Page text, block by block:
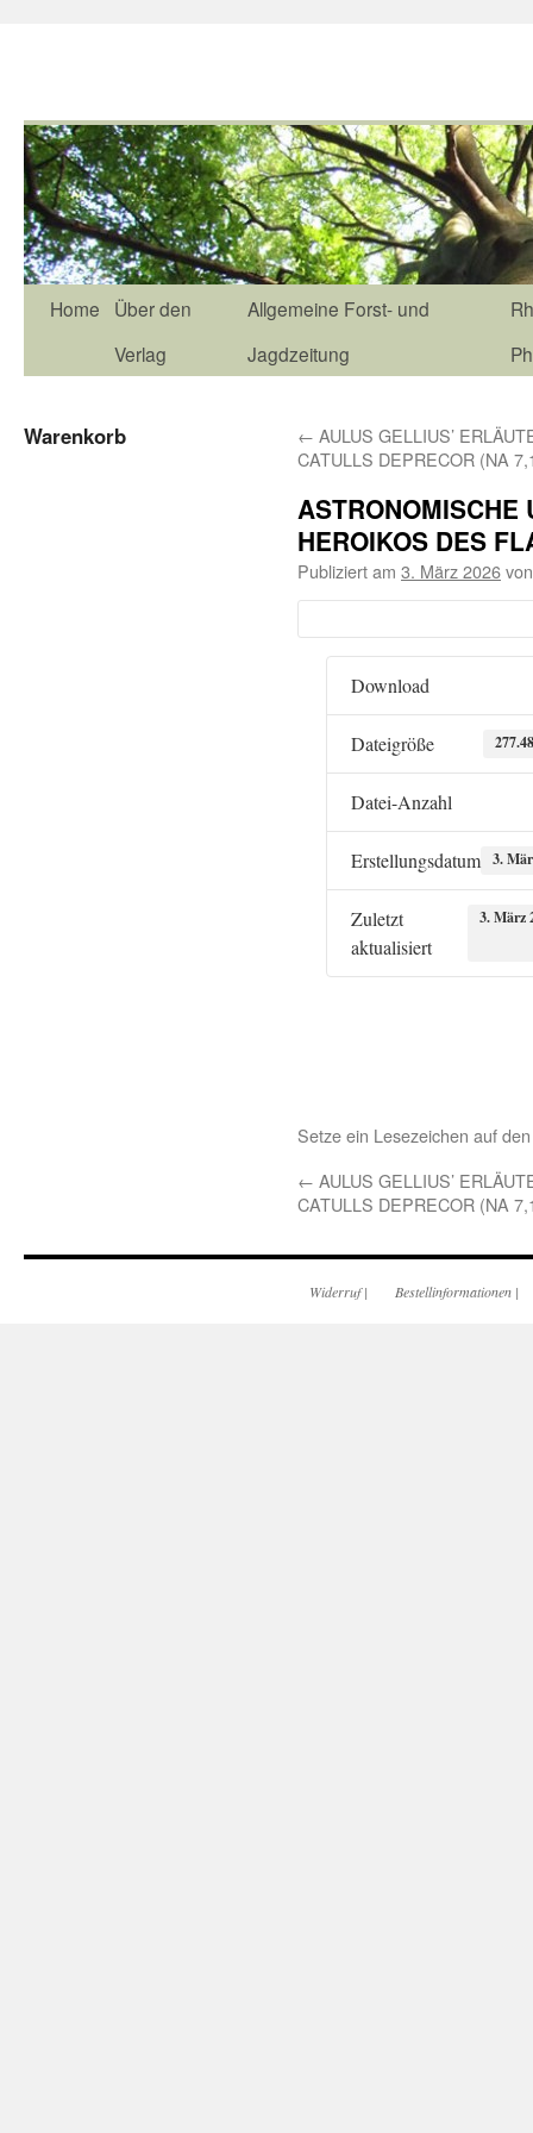
Home
Über den
Verlag
Allgemeine Forst- und
Jagdzeitung
← AULUS GELLIUS’
CATULLS DEPRECOR (NA
ASTRONOMISCHE
HEROIKOS DES
Publiziert am 3. März 2026von
Download
Dateigröße
Datei-Anzahl
Erstellungsdatum 3.
Zuletzt
aktualisiert
3. März
Setze ein Lesezeichen auf
← AULUS GELLIUS’
CATULLS DEPRECOR (NA
Warenkorb
Widerruf| Bestellinformationen |